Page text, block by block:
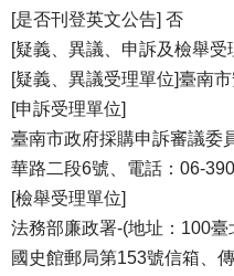
[是否刊登英文公告] 否
[疑義、異議、申訴及檢舉受
[疑義、異議受理單位]臺南
[申訴受理單位]
臺南市政府採購申訴審議委
華路二段6號、電話：06-
[檢舉受理單位]
法務部廉政署-(地址：100
國史館郵局第153號信箱、